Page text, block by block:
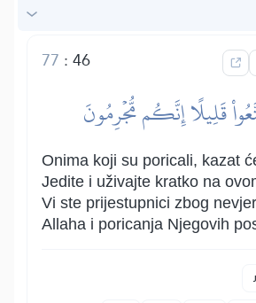
46
:
77
قَلِيلًا إِنَّكُم مُّجۡرِمُونَ
Onima koji su poricali, kazat
Jedite i uživajte kratko na
Vi ste prijestupnici zbog
Allaha i poricanja Njegovih